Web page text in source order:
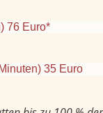
76 Euro*
35 Euro